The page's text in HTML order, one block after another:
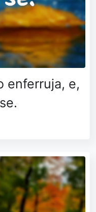
enferruja, e,